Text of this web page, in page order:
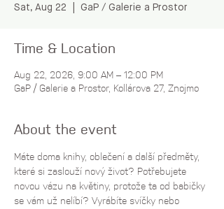
Sat, Aug 22 GaP / Galerie a Prostor
Time & Location
Aug 22, 2026, 9:00 AM – 12:00 PM
GaP / Galerie a Prostor, Kollárova 27, Znojmo
About the event
Máte doma knihy, oblečení a další předměty,
které si zaslouží nový život? Potřebujete
novou vázu na květiny, protože ta od babičky
se vám už nelíbí? Vyrábíte svíčky nebo